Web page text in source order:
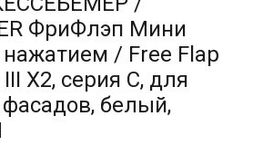
ФриФлэп Мини
/ Free Flap
Х2, серия C, для
белый,